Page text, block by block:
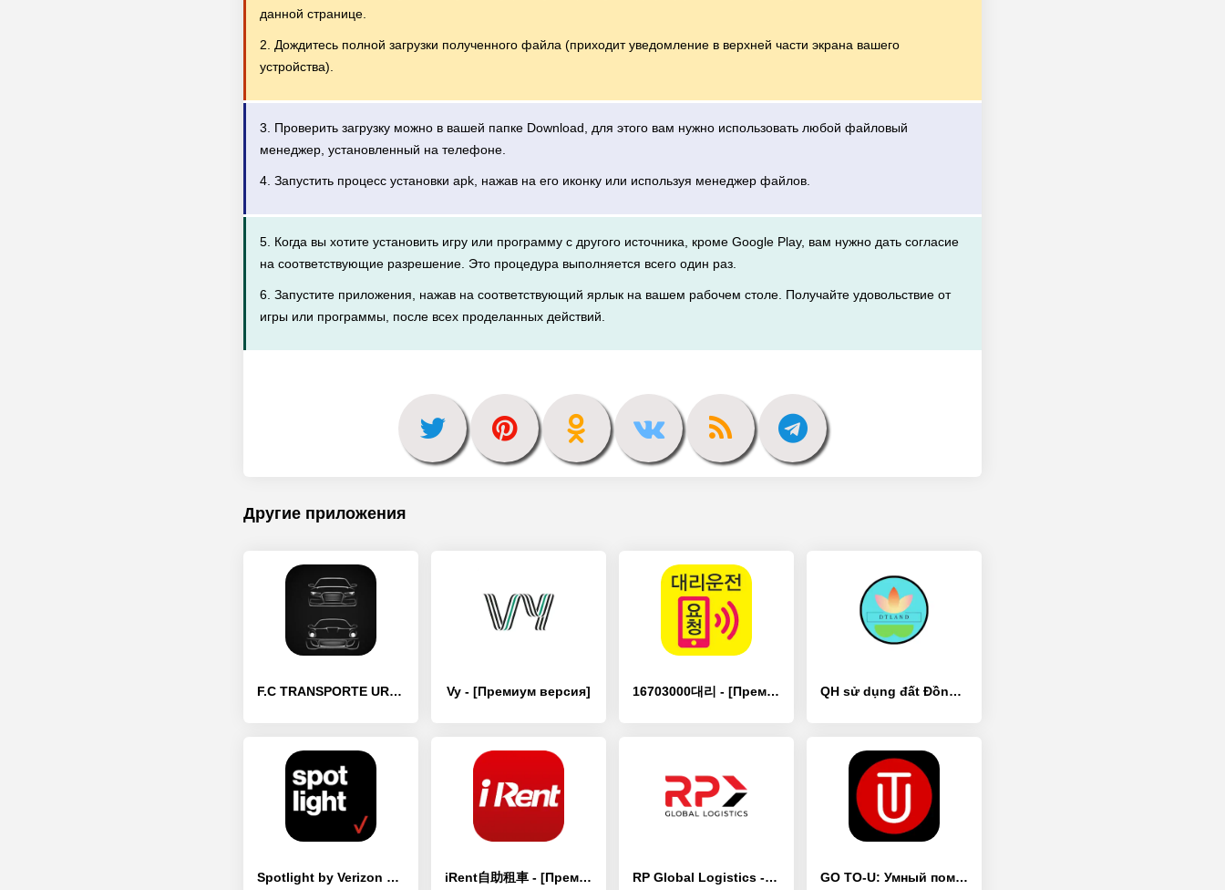
данной странице.
2. Дождитесь полной загрузки полученного файла (приходит уведомление в верхней части экрана вашего
устройства).
3. Проверить загрузку можно в вашей папке Download, для этого вам нужно использовать любой файловый
менеджер, установленный на телефоне.
4. Запустить процесс установки apk, нажав на его иконку или используя менеджер файлов.
5. Когда вы хотите установить игру или программу с другого источника, кроме Google Play, вам нужно дать согласие
на соответствующие разрешение. Это процедура выполняется всего один раз.
6. Запустите приложения, нажав на соответствующий ярлык на вашем рабочем столе. Получайте удовольствие от
игры или программы, после всех проделанных действий.
Другие приложения
F.C TRANSPORTE URBANO - [Премиум версия] Vy - [Премиум версия] 16703000대리 - [Премиум версия] QH sử dụng đất Đồng Tháp - [Премиум версия]
Spotlight by Verizon Connect - [Премиум версия] iRent自助租車 - [Премиум версия] RP Global Logistics - [Премиум версия] GO TO-U: Умный помощник для EV - [Премиум версия]